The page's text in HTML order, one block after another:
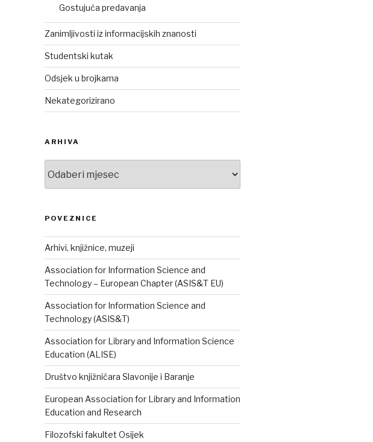
Gostujuća predavanja
Zanimljivosti iz informacijskih znanosti
Studentski kutak
Odsjek u brojkama
Nekategorizirano
ARHIVA
POVEZNICE
Arhivi, knjižnice, muzeji
Association for Information Science and
Technology – European Chapter (ASIS&T EU)
Association for Information Science and
Technology (ASIS&T)
Association for Library and Information Science
Education (ALISE)
Društvo knjižničara Slavonije i Baranje
European Association for Library and Information
Education and Research
Filozofski fakultet Osijek